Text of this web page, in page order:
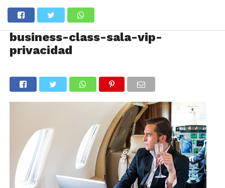
business-class-sala-vip-
privacidad